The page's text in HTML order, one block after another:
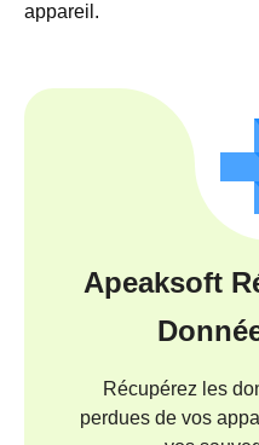
appareil.
Apeaksoft
Récupérez les
perdues de vos